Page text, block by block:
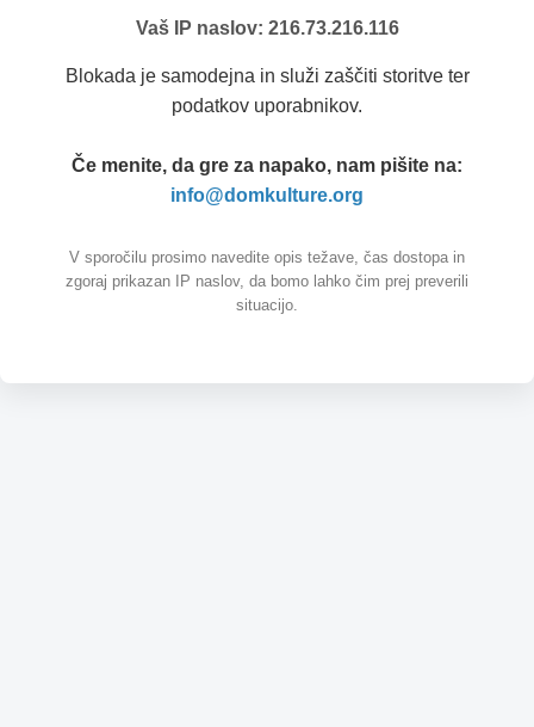
Vaš IP naslov: 216.73.216.116
Blokada je samodejna in služi zaščiti storitve ter
podatkov uporabnikov.
Če menite, da gre za napako, nam pišite na:
info@domkulture.org
V sporočilu prosimo navedite opis težave, čas dostopa in
zgoraj prikazan IP naslov, da bomo lahko čim prej preverili
situacijo.